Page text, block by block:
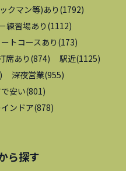
クマン等)あり (1792)
練習場あり(1112)
トコースあり (173)
席あり (874) 駅近(1125)
) 深夜営業(955)
安い(801)
ンドア(878)
ら探す